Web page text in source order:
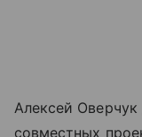
Алексей
совместных